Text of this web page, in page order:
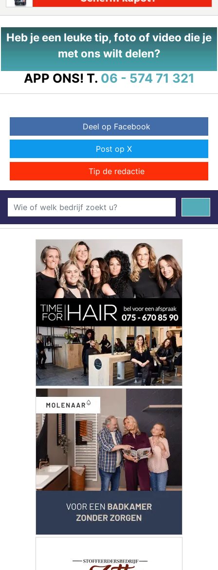
Heb je een leuke tip, foto of video die je
met ons wilt delen?
APP ONS! T. 06 - 574 71 321
Deel op Facebook
Post op X
Tip de redactie